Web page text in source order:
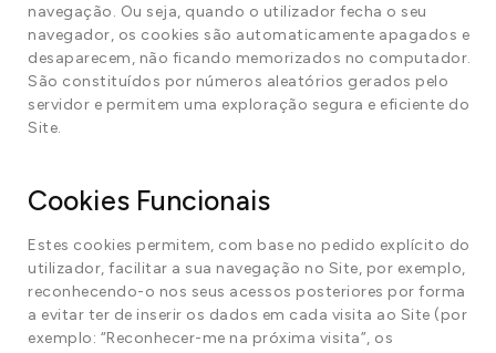
navegação. Ou seja, quando o utilizador fecha o seu
navegador, os cookies são automaticamente apagados e
desaparecem, não ficando memorizados no computador.
São constituídos por números aleatórios gerados pelo
servidor e permitem uma exploração segura e eficiente do
Site.
Cookies Funcionais
Estes cookies permitem, com base no pedido explícito do
utilizador, facilitar a sua navegação no Site, por exemplo,
reconhecendo-o nos seus acessos posteriores por forma
a evitar ter de inserir os dados em cada visita ao Site (por
exemplo: “Reconhecer-me na próxima visita”, os